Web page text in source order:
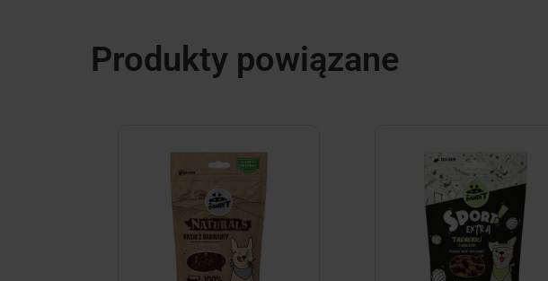
Produkty powiązane